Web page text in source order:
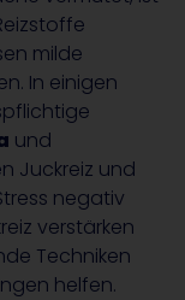
milde
In einigen
und
Juckreiz und
negativ
verstärken
Techniken
helfen.